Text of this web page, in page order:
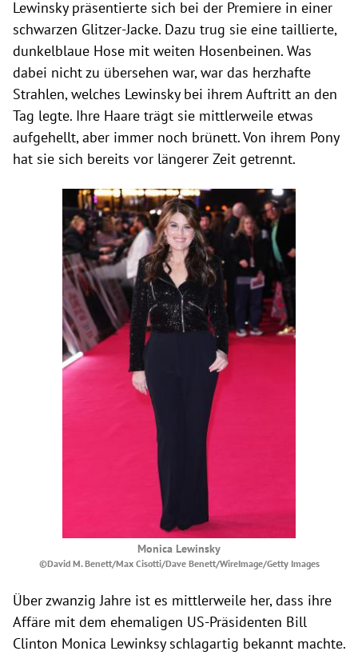
Lewinsky präsentierte sich bei der Premiere in einer
schwarzen Glitzer-Jacke. Dazu trug sie eine taillierte,
dunkelblaue Hose mit weiten Hosenbeinen. Was
dabei nicht zu übersehen war, war das herzhafte
Strahlen, welches Lewinsky bei ihrem Auftritt an den
Tag legte. Ihre Haare trägt sie mittlerweile etwas
aufgehellt, aber immer noch brünett. Von ihrem Pony
hat sie sich bereits vor längerer Zeit getrennt.
Monica Lewinsky
©David M. Benett/Max Cisotti/Dave Benett/WireImage/Getty Images
Über zwanzig Jahre ist es mittlerweile her, dass ihre
Affäre mit dem ehemaligen US-Präsidenten Bill
Clinton Monica Lewinksy schlagartig bekannt machte.